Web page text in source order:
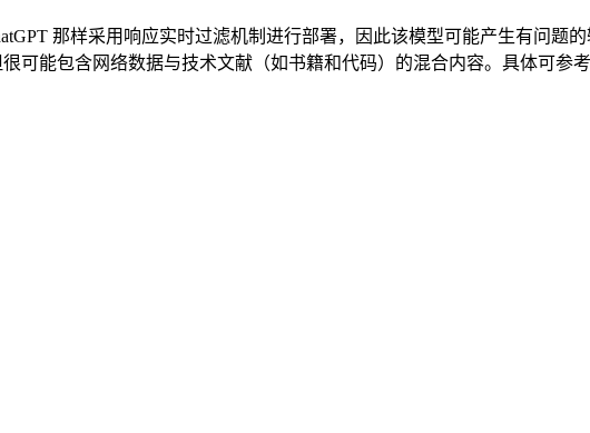
那样采用响应实时过滤机制进行部署，因此该模型可能产生有问题的
可能包含网络数据与技术文献（如书籍和代码）的混合内容。具体可参考